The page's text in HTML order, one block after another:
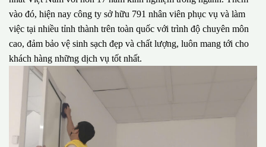
vào đó, hiện nay công ty sở hữu 791 nhân viên phục vụ và làm
việc tại nhiều tỉnh thành trên toàn quốc với trình độ chuyên môn
cao, đảm bảo vệ sinh sạch đẹp và chất lượng, luôn mang tới cho
khách hàng những dịch vụ tốt nhất.